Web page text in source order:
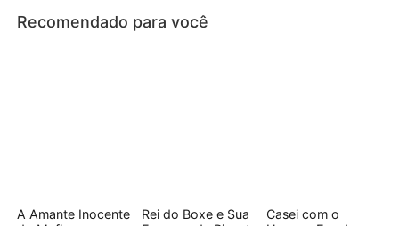
Recomendado para você
A Amante Inocente
Rei do Boxe e Sua
Casei com o